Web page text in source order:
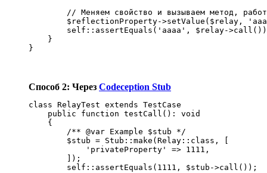
// Меняем свойство и вызываем метод,
$reflectionProperty->setValue($relay,
self::assertEquals('aaaa', $relay-
    }
}
Способ 2: Через Codeception Stub
class RelayTest extends TestCase
    public function testCall(): void
    {
        /** @var Example $stub */
        $stub = Stub::make(Relay::class, [
            'privateProperty' => 1111,
        ]);
        self::assertEquals(1111, $stub->call());